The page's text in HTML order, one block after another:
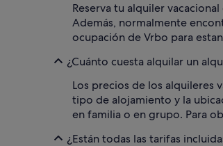
Reserva tu alquiler
Además, normalmente
ocupación de Vrbo para
¿Cuánto cuesta alquilar un
Los precios de los alquileres
tipo de alojamiento y la
en familia o en grupo. Para
¿Están todas las tarifas